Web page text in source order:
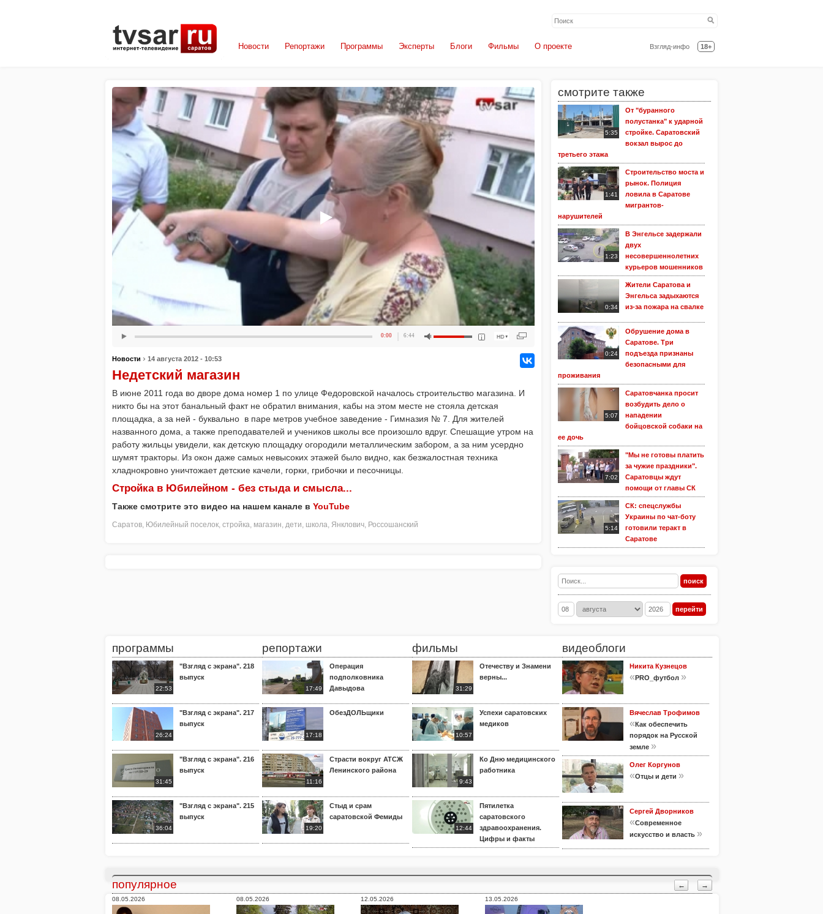
Взгляд-инфо 18+
Новости Репортажи Программы Эксперты Блоги Фильмы О проекте
смотрите также
5:35
От "буранного
полустанка" к ударной
стройке. Саратовский
вокзал вырос до
третьего этажа
1:41
Строительство моста и
рынок. Полиция
ловила в Саратове
мигрантов-
нарушителей
1:23
В Энгельсе задержали
двух
несовершеннолетних
курьеров мошенников
0:34
Жители Саратова и
Энгельса задыхаются
из-за пожара на свалке
0:24
Обрушение дома в
Саратове. Три
подъезда признаны
безопасными для
проживания
5:07
Саратовчанка просит
возбудить дело о
нападении
бойцовской собаки на
ее дочь
7:02
"Мы не готовы платить
за чужие праздники".
Саратовцы ждут
помощи от главы СК
5:14
СК: спецслужбы
Украины по чат-боту
готовили теракт в
Саратове
0:00 6:44
Новости › 14 августа 2012 - 10:53
Недетский магазин
В июне 2011 года во дворе дома номер 1 по улице Федоровской началось строительство магазина. И
никто бы на этот банальный факт не обратил внимания, кабы на этом месте не стояла детская
площадка, а за ней - буквально в паре метров учебное заведение - Гимназия № 7. Для жителей
названного дома, а также преподавателей и учеников школы все произошло вдруг. Спешащие утром на
работу жильцы увидели, как детскую площадку огородили металлическим забором, а за ним усердно
шумят тракторы. Из окон даже самых невысоких этажей было видно, как безжалостная техника
хладнокровно уничтожает детские качели, горки, грибочки и песочницы.
Стройка в Юбилейном - без стыда и смысла...
Также смотрите это видео на нашем канале в YouTube
Саратов, Юбилейный поселок, стройка, магазин, дети, школа, Янклович, Россошанский
программы
22:53
"Взгляд с экрана". 218
выпуск
26:24
"Взгляд с экрана". 217
выпуск
31:45
"Взгляд с экрана". 216
выпуск
36:04
"Взгляд с экрана". 215
выпуск
репортажи
17:49
Операция
подполковника
Давыдова
17:18
ОбезДОЛЬщики
11:16
Страсти вокруг АТСЖ
Ленинского района
19:20
Стыд и срам
саратовской Фемиды
фильмы
31:29
Отечеству и Знамени
верны...
10:57
Успехи саратовских
медиков
9:43
Ко Дню медицинского
работника
12:44
Пятилетка
саратовского
здравоохранения.
Цифры и факты
видеоблоги
Никита Кузнецов
«PRO_футбол »
Вячеслав Трофимов
«Как обеспечить
порядок на Русской
земле »
Олег Коргунов
«Отцы и дети »
Сергей Дворников
«Современное
искусство и власть »
← →
популярное
08.05.2026 08.05.2026 12.05.2026 13.05.2026